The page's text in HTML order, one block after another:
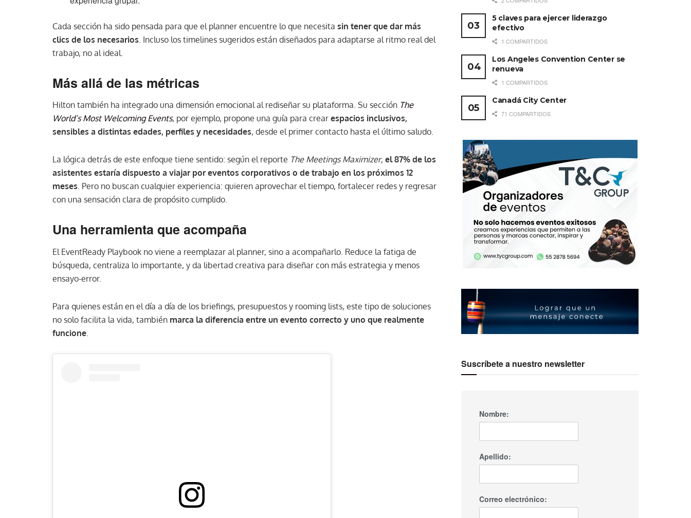
Cada sección ha sido pensada para que el planner encuentre lo que necesita sin tener que dar más
clics de los necesarios . Incluso los timelines sugeridos están diseñados para adaptarse al ritmo real del
trabajo, no al ideal.
Más allá de las métricas
Hilton también ha integrado una dimensión emocional al rediseñar su plataforma. Su sección The
World’s Most Welcoming Events, por ejemplo, propone una guía para crear espacios inclusivos,
sensibles a distintas edades, perfiles y necesidades, desde el primer contacto hasta el último saludo.
La lógica detrás de este enfoque tiene sentido: según el reporte The Meetings Maximizer, el 87% de los
asistentes estaría dispuesto a viajar por eventos corporativos o de trabajo en los próximos 12
meses. Pero no buscan cualquier experiencia: quieren aprovechar el tiempo, fortalecer redes y regresar
con una sensación clara de propósito cumplido.
Una herramienta que acompaña
El EventReady Playbook no viene a reemplazar al planner, sino a acompañarlo. Reduce la fatiga de
búsqueda, centraliza lo importante, y da libertad creativa para diseñar con más estrategia y menos
ensayo-error.
Para quienes están en el día a día de los briefings, presupuestos y rooming lists, este tipo de soluciones
no solo facilita la vida, también marca la diferencia entre un evento correcto y uno que realmente
funcione
5 claves para ejercer liderazgo
efectivo
1 COMPARTIDOS
Los Angeles Convention Center se
renueva
1 COMPARTIDOS
Canadá City Center
71 COMPARTIDOS
Suscríbete a nuestro newsletter
Nombre:
Apellido:
Correo electrónico: